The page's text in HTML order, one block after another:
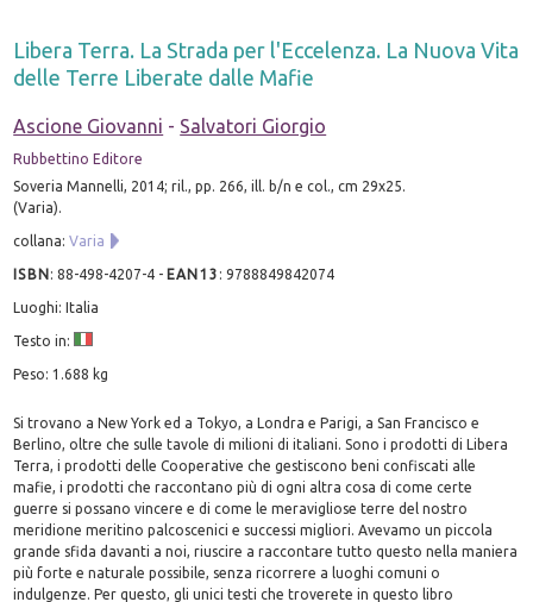
Libera Terra. La Strada per l'Eccelenza. La Nuova Vita
delle Terre Liberate dalle Mafie
Ascione Giovanni - Salvatori Giorgio
Rubbettino Editore
Soveria Mannelli, 2014; ril., pp. 266, ill. b/n e col., cm 29x25.
(Varia).
collana:Varia
ISBN:88-498-4207-4 - EAN13 :9788849842074
Luoghi: Italia
Testo in:
Peso: 1.688 kg
Si trovano a New York ed a Tokyo, a Londra e Parigi, a San Francisco e
Berlino, oltre che sulle tavole di milioni di italiani. Sono i prodotti di Libera
Terra, i prodotti delle Cooperative che gestiscono beni confiscati alle
mafie, i prodotti che raccontano più di ogni altra cosa di come certe
guerre si possano vincere e di come le meravigliose terre del nostro
meridione meritino palcoscenici e successi migliori. Avevamo un piccola
grande sfida davanti a noi, riuscire a raccontare tutto questo nella maniera
più forte e naturale possibile, senza ricorrere a luoghi comuni o
indulgenze. Per questo, gli unici testi che troverete in questo libro